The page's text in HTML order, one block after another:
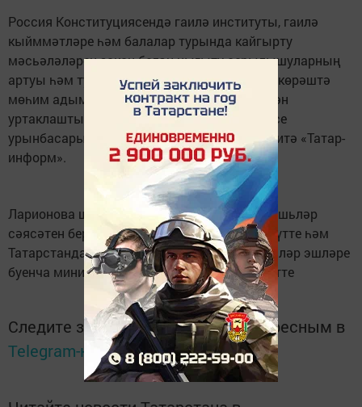
Россия Конституциясендә гаилә институты, гаилә
кыйммәтләре һәм балалар турында кайгырту
мәсьәләләрен закон белән ныгыту аерылышуларның
артуы һәм туучылар санының кимүе белән көрәштә
мөһим адым булып тора,дип үз фикере белән
уртаклашты Татарстан Дәүләт Советы Рәисе
урынбасары Татьяна Ларионова,дип хәбәр итә «Татар-
информ».
Ларионова шулай ук илнең Төп законында яшьләр
сәясәтен беркетүнең мөһимлеген билгеләп үтте һәм
Татарстанда Россиядә беренче тапкыр Яшьләр эшләре
буенча министрлык булдырылганын искәртте
Следите за самым важным и интересным в
Telegram-канале Татмедиа